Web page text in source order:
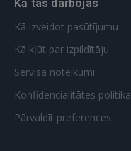
Kā tas darbojas
Kā izveidot pasūtījumu
Kā kļūt par izpildītāju
Servisa noteikumi
Konfidencialitātes politika
Pārvaldīt preferences